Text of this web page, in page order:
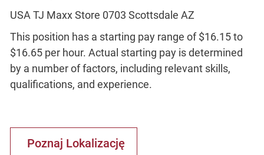
USA TJ Maxx Store 0703 Scottsdale AZ
This position has a starting pay range of $16.15 to
$16.65 per hour. Actual starting pay is determined
by a number of factors, including relevant skills,
qualifications, and experience.
Poznaj Lokalizację